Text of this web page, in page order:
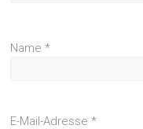
Name*
E-Mail-Adresse*